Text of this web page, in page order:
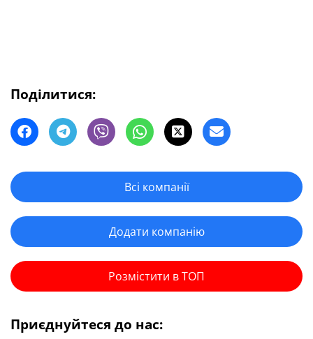
Поділитися:
Всі компанії
Додати компанію
Розмістити в ТОП
Приєднуйтеся до нас: